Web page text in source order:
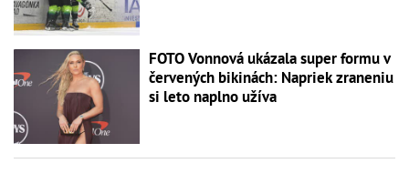
FOTO Vonnová ukázala super formu v
červených bikinách: Napriek zraneniu
si leto naplno užíva